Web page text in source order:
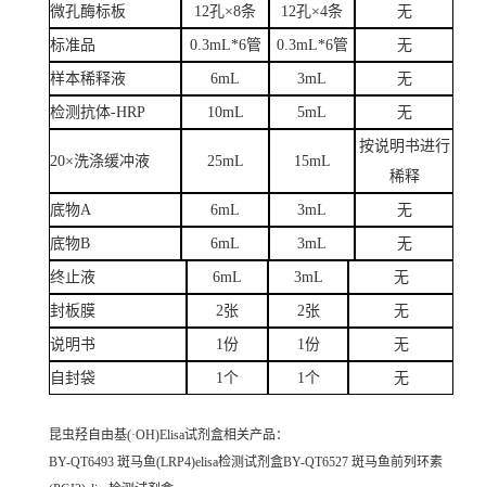
微孔酶标板 12孔×8条 12孔×4条 无
标准品 0.3mL*6管 0.3mL*6管 无
样本稀释液 6mL 3mL 无
检测抗体-HRP 10mL 5mL 无
20×洗涤缓冲液 25mL 15mL
按说明书进行
稀释
底物A 6mL 3mL 无
底物B 6mL 3mL 无
终止液 6mL 3mL 无
封板膜 2张 2张 无
说明书 1份 1份 无
自封袋 1个 1个 无
昆虫羟自由基(·OH)Elisa试剂盒相关产品：
BY-QT6493 斑马鱼(LRP4)elisa检测试剂盒BY-QT6527 斑马鱼前列环素